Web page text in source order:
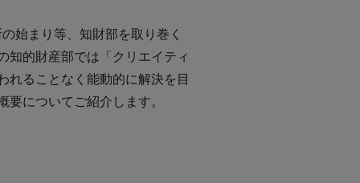
始まり等、知財部を取り巻く
知的財産部では「クリエイティ
れることなく能動的に解決を目
についてご紹介します。